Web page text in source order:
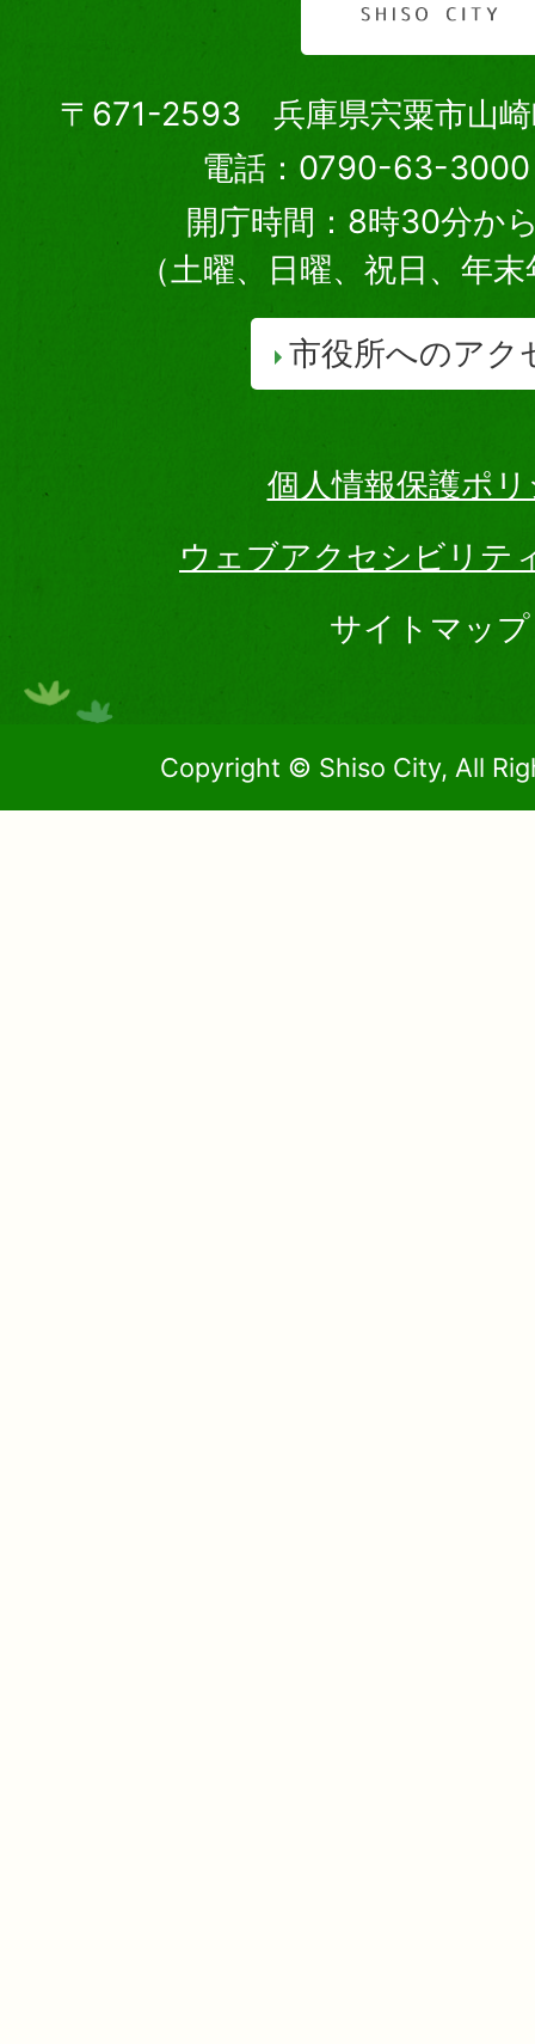
〒671-2593 兵庫県宍粟市山崎
電話：0790-63-3000
開庁時間：8時30分か
（土曜、日曜、祝日、年
市役所へのアク
個人情報保護ポ
ウェブアクセシビリテ
サイトマップ
Copyright © Shiso City, All